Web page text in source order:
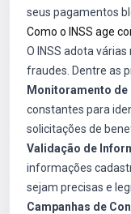
seus pagamentos
Como o INSS age
O INSS adota
fraudes. Dentre as
Monitoramento de
constantes para
solicitações de
Validação de
informações
sejam precisas e
Campanhas de